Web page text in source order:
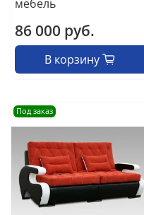
мебель
86 000 руб.
В корзину
Под заказ